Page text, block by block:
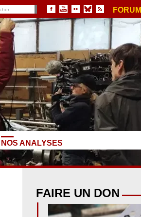
FORUM
NOS ANALYSES
FAIRE UN DON